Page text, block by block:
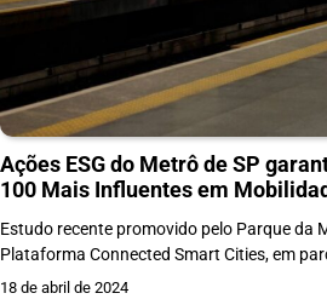
Ações ESG do Metrô de SP
100 Mais Influentes em
Estudo recente promovido pelo Parque da
Plataforma Connected Smart Cities, em
18 de abril de 2024